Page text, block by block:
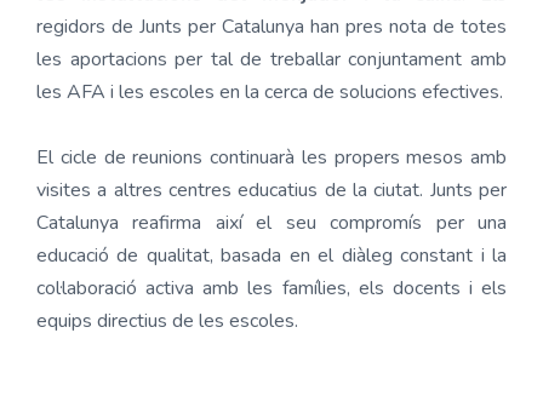
regidors de Junts per Catalunya han pres nota de totes
les aportacions per tal de treballar conjuntament amb
les AFA i les escoles en la cerca de solucions efectives.
El cicle de reunions continuarà les propers mesos amb
visites a altres centres educatius de la ciutat. Junts per
Catalunya reafirma així el seu compromís per una
educació de qualitat, basada en el diàleg constant i la
col·laboració activa amb les famílies, els docents i els
equips directius de les escoles.